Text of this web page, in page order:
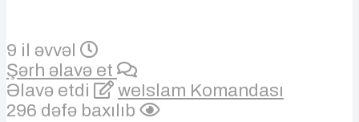
9 il əvvəl
Şərh əlavə et
Əlavə etdi
weIslam Komandası
296 dəfə baxılıb